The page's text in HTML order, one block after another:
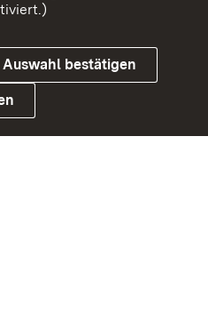
Auswahl bestätigen